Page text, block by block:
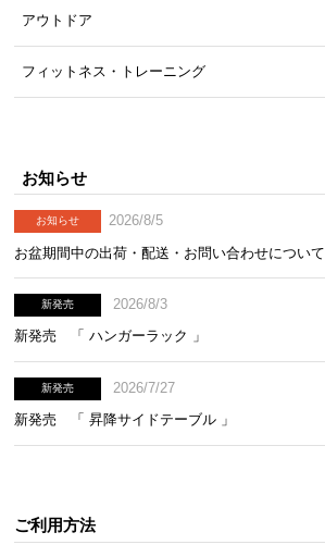
アウトドア
フィットネス・トレーニング
お知らせ
お知らせ
2026/8/5
お盆期間中の出荷・配送・お問い合わせについて
新発売
2026/8/3
新発売 「 ハンガーラック 」
新発売
2026/7/27
新発売 「 昇降サイドテーブル 」
ご利用方法